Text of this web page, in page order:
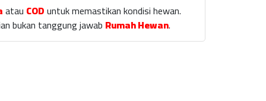
atau CODuntuk memastikan kondisi hewan.
bukan tanggung jawab Rumah Hewan.